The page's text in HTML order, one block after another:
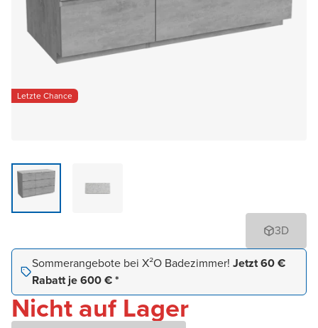
Letzte Chance
3D
Sommerangebote bei X²O Badezimmer! Jetzt 60 €
Rabatt je 600 € *
Nicht auf Lager